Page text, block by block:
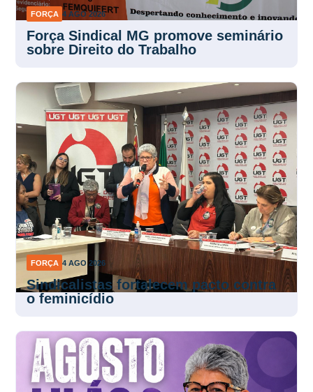
FORÇA 4 AGO 2026
Força Sindical MG promove seminário
sobre Direito do Trabalho
FORÇA 4 AGO 2026
Sindicalistas fortalecem pacto contra
o feminicídio